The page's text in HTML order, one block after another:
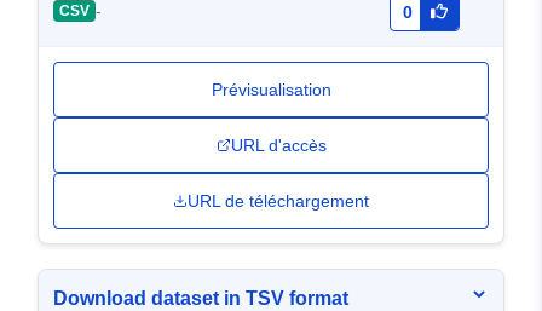
CSV - 0
Prévisualisation
URL d'accès
URL de téléchargement
Download dataset in TSV format